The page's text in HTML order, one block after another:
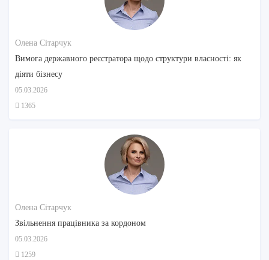
Олена Сітарчук
Вимога державного реєстратора щодо структури власності: як
діяти бізнесу
05.03.2026
1365
Олена Сітарчук
Звільнення працівника за кордоном
05.03.2026
1259